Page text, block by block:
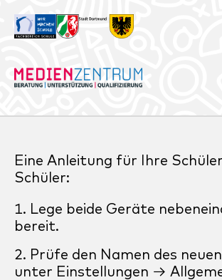
Eine Anleitung für Ihre
Schüler:
Lege beide Geräte
bereit.
Prüfe den Namen des
unter Einstellungen →